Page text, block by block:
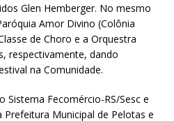
Glen Hemberger. No mesmo
Amor Divino (Colônia
de Choro e a Orquestra
respectivamente, dando
na Comunidade.
Sistema Fecomércio-RS/Sesc e
Municipal de Pelotas e